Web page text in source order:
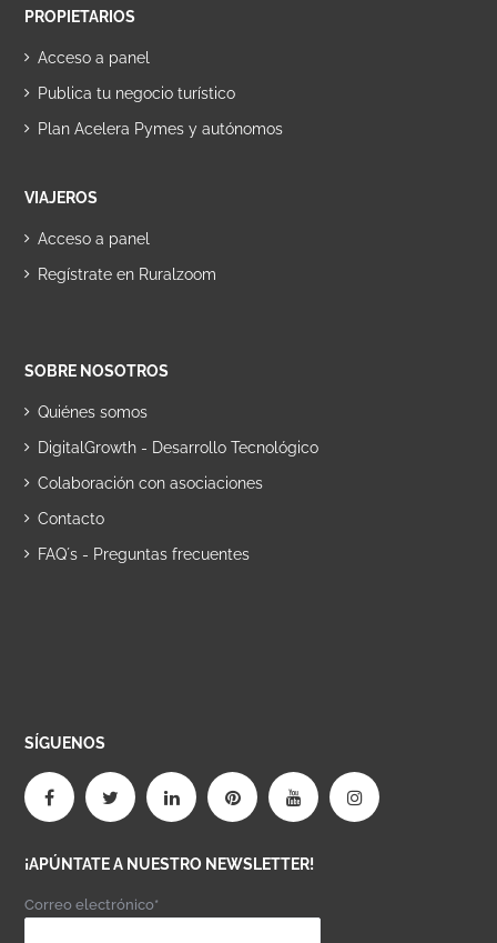
PROPIETARIOS
Acceso a panel
Publica tu negocio turístico
Plan Acelera Pymes y autónomos
VIAJEROS
Acceso a panel
Regístrate en Ruralzoom
SOBRE NOSOTROS
Quiénes somos
DigitalGrowth - Desarrollo Tecnológico
Colaboración con asociaciones
Contacto
FAQ´s - Preguntas frecuentes
SÍGUENOS
¡APÚNTATE A NUESTRO NEWSLETTER!
Correo electrónico*